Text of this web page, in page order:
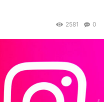
0
2581